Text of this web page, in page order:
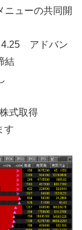
ニューの共同開
4.25 アドバン
結
式取得
す